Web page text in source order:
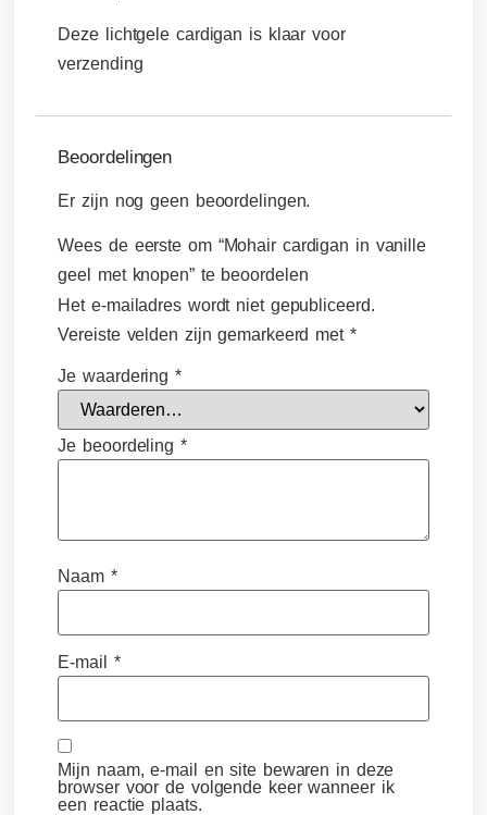
Deze lichtgele cardigan is klaar voor
verzending
Beoordelingen
Er zijn nog geen beoordelingen.
Wees de eerste om “Mohair cardigan in vanille
geel met knopen” te beoordelen
Het e-mailadres wordt niet gepubliceerd.
Vereiste velden zijn gemarkeerd met *
Je waardering*
Je beoordeling *
Naam *
E-mail *
Mijn naam, e-mail en site bewaren in deze
browser voor de volgende keer wanneer ik
een reactie plaats.